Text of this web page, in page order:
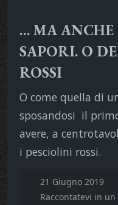
… MA ANCHE
SAPORI. O
ROSSI
O come quella di
sposandosi il
avere, a
i pesciolini rossi.
21 Giugno 2019
Raccontatevi in un